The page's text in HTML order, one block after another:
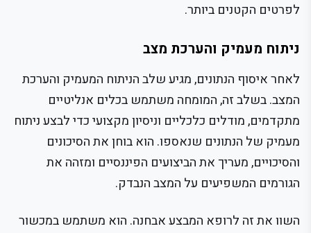
לפרטים הקטנים ביותר.
ניתוח מעמיק והערכת מצב
לאחר איסוף הנתונים, מגיע שלב הניתוח המעמיק והערכת
המצב. בשלב זה, המומחה משתמש בכלים אנליטיים
מתקדמים, מודלים כלכליים וניסיון מקצועי כדי לבצע ניתוח
מעמיק של הנתונים שנאספו. הוא בוחן את הסיכונים
והסיכויים, מעריך את הביצועים הפיננסיים ומזהה את
הגורמים המשפיעים על המצב הנבדק.
השוו את זה לרופא המבצע אבחנה. הוא משתמש במכשור